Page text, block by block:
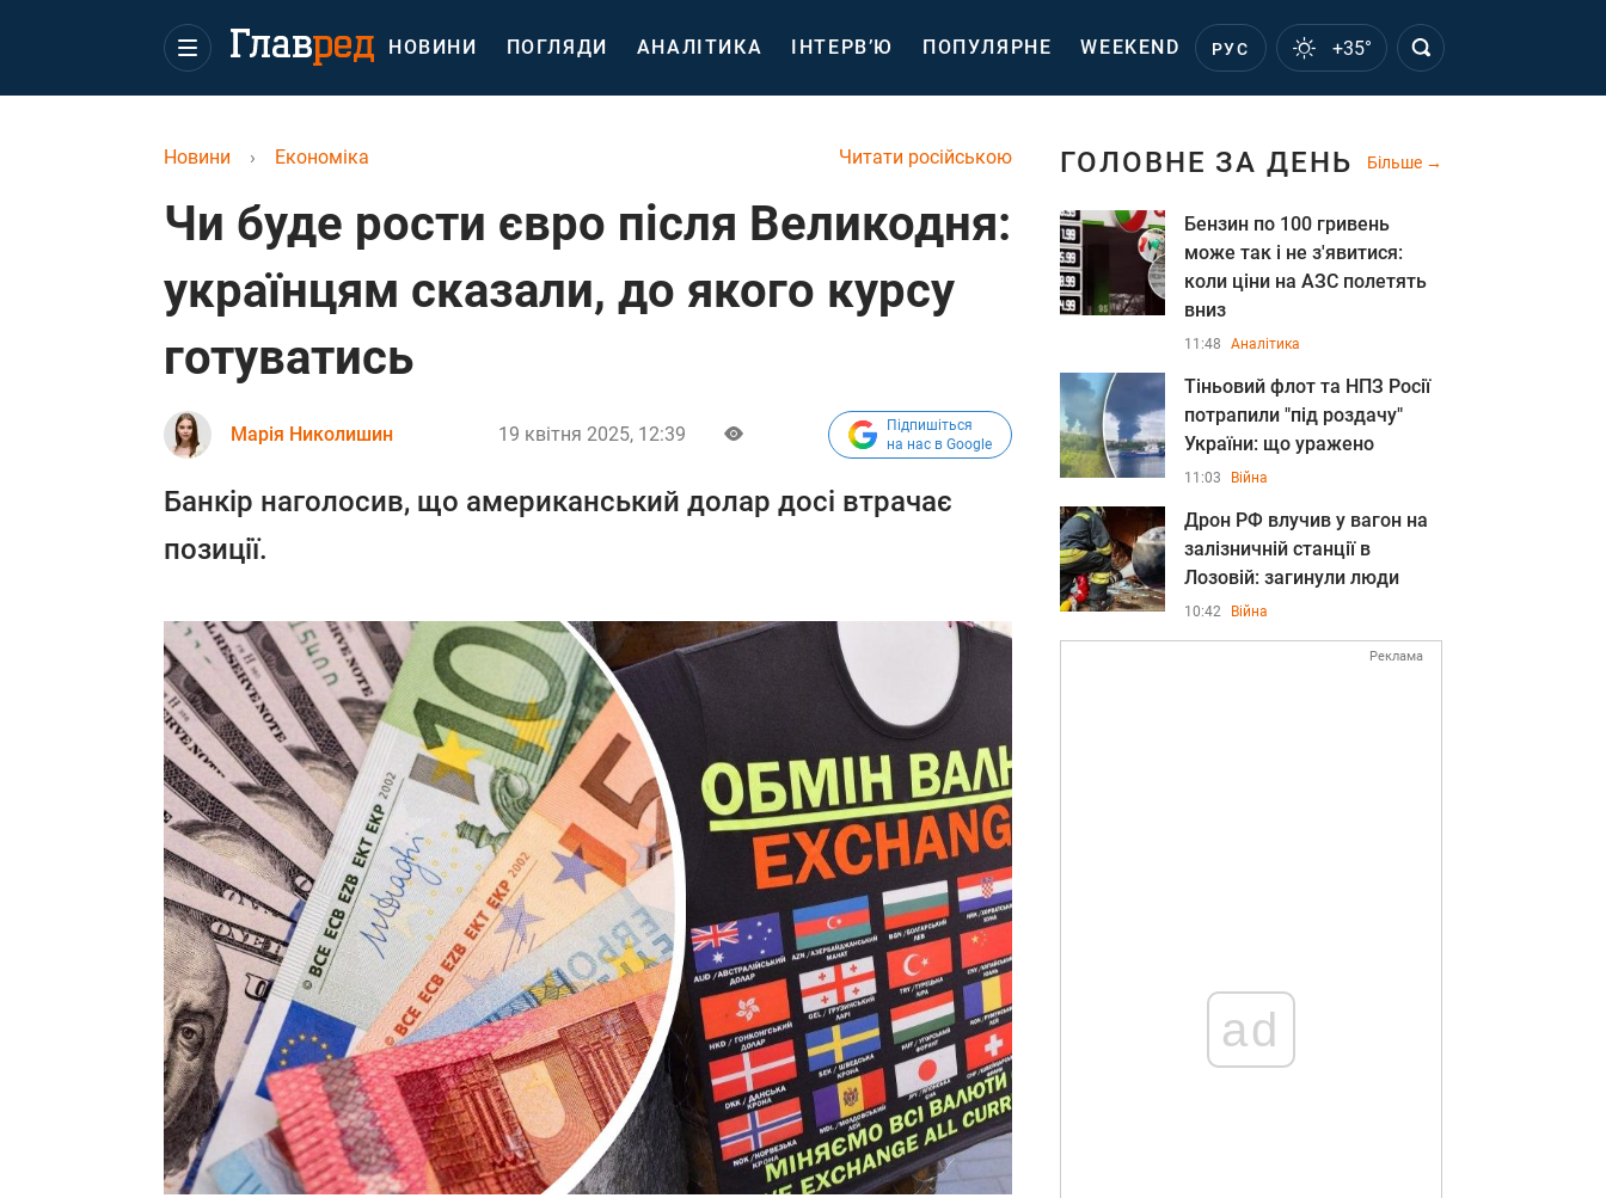
НОВИНИ ПОГЛЯДИ АНАЛІТИКА ІНТЕРВ’Ю ПОПУЛЯРНЕ WEEKEND РУС +35°
Читати російською
Новини › Економіка
Чи буде рости євро після Великодня:
українцям сказали, до якого курсу
готуватись
Марія Николишин 19 квітня 2025, 12:39
Підпишіться
на нас в Google
Банкір наголосив, що американський долар досі втрачає
позиції.
ГОЛОВНЕ ЗА ДЕНЬ Більше
Бензин по 100 гривень
може так і не з'явитися:
коли ціни на АЗС полетять
вниз
11:48 Аналітика
Тіньовий флот та НПЗ Росії
потрапили "під роздачу"
України: що уражено
11:03 Війна
Дрон РФ влучив у вагон на
залізничній станції в
Лозовій: загинули люди
10:42 Війна
Реклама
ad